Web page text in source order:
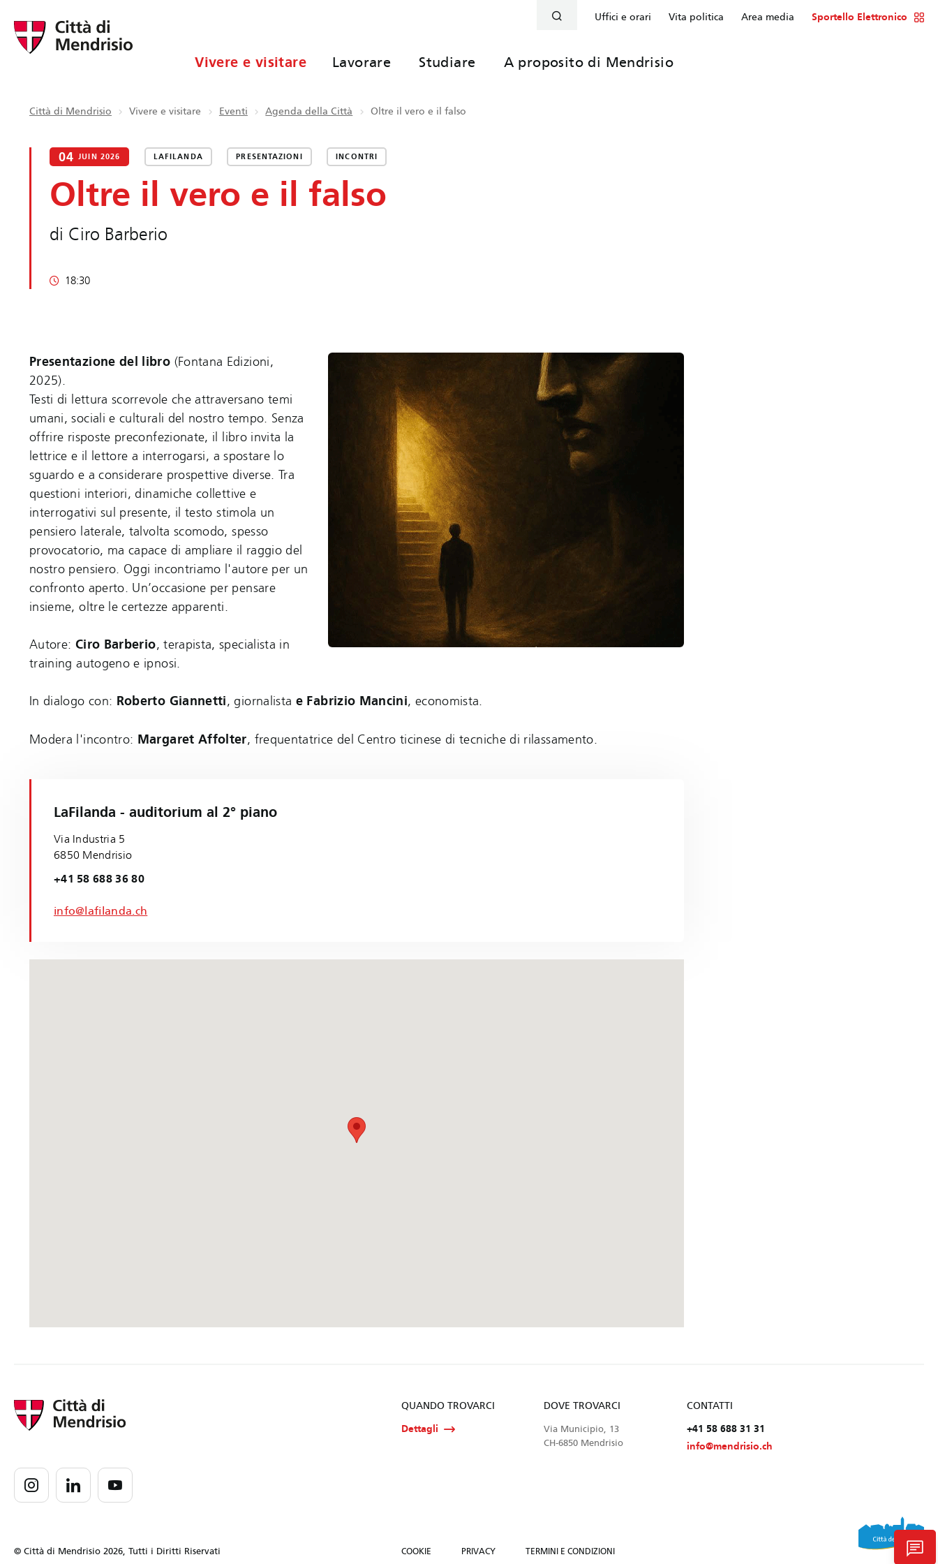
Uffici e orari Vita politica Area media Sportello Elettronico
Vivere e visitare Lavorare Studiare A proposito di Mendrisio
Città di Mendrisio Vivere e visitare Eventi Agenda della Città Oltre il vero e il falso
04 JUIN 2026 LAFILANDA PRESENTAZIONI INCONTRI
Oltre il vero e il falso
di Ciro Barberio
18:30
Presentazione del libro (Fontana Edizioni,
2025).
Testi di lettura scorrevole che attraversano temi
umani, sociali e culturali del nostro tempo. Senza
offrire risposte preconfezionate, il libro invita la
lettrice e il lettore a interrogarsi, a spostare lo
sguardo e a considerare prospettive diverse. Tra
questioni interiori, dinamiche collettive e
interrogativi sul presente, il testo stimola un
pensiero laterale, talvolta scomodo, spesso
provocatorio, ma capace di ampliare il raggio del
nostro pensiero. Oggi incontriamo l'autore per un
confronto aperto. Un’occasione per pensare
insieme, oltre le certezze apparenti.
Autore: Ciro Barberio, terapista, specialista in
training autogeno e ipnosi.
In dialogo con: Roberto Giannetti, giornalista e Fabrizio Mancini, economista.
Modera l'incontro: Margaret Affolter, frequentatrice del Centro ticinese di tecniche di rilassamento.
LaFilanda - auditorium al 2° piano
Via Industria 5
6850 Mendrisio
+41 58 688 36 80
info@lafilanda.ch
QUANDO TROVARCI
Dettagli
CONTATTI
+41 58 688 31 31
info@mendrisio.ch
DOVE TROVARCI
Via Municipio, 13
CH-6850 Mendrisio
COOKIE PRIVACY TERMINI E CONDIZIONI
© Città di Mendrisio 2026, Tutti i Diritti Riservati chat